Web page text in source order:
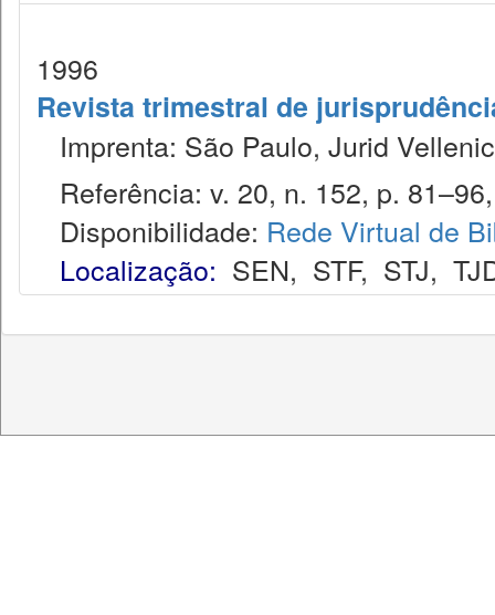
1996
Revista trimestral de
Imprenta: São Paulo, Jurid
Referência: v. 20, n. 152, p.
Disponibilidade: Rede Virtual de
Localização: SEN, STF, STJ,